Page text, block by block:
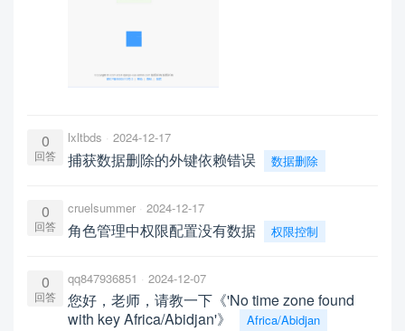
0
回答
lxltbds 2024-12-17
捕获数据删除的外键依赖错误 数据删除
0
回答
cruelsummer 2024-12-17
角色管理中权限配置没有数据 权限控制
0
回答
qq847936851 2024-12-07
您好，老师，请教一下《'No time zone found
with key Africa/Abidjan'》
Africa/Abidjan